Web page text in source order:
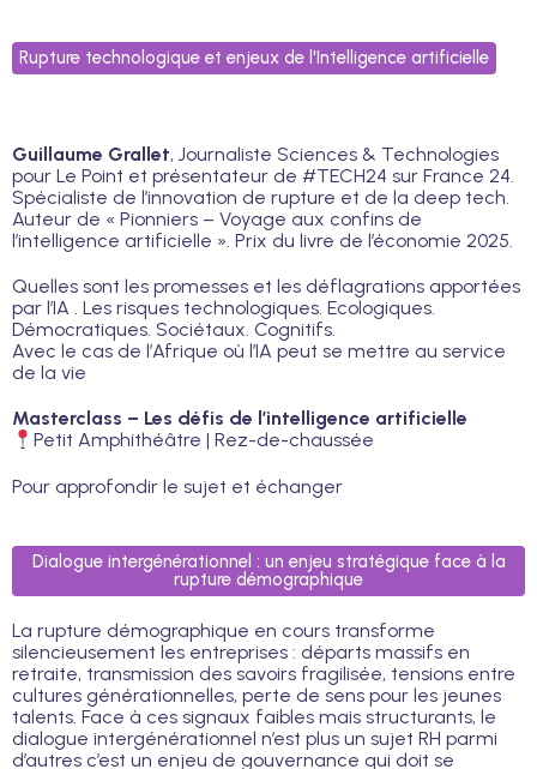
Rupture technologique et enjeux de l'Intelligence artificielle
Guillaume Grallet, Journaliste Sciences & Technologies
pour Le Point et présentateur de #TECH24 sur France 24.
Spécialiste de l’innovation de rupture et de la deep tech.
Auteur de « Pionniers – Voyage aux confins de
l’intelligence artificielle ». Prix du livre de l’économie 2025.
Quelles sont les promesses et les déflagrations apportées
par l’IA . Les risques technologiques. Ecologiques.
Démocratiques. Sociétaux. Cognitifs.
Avec le cas de l’Afrique où l’IA peut se mettre au service
de la vie
Masterclass – Les défis de l’intelligence artificielle
Petit Amphithéâtre | Rez-de-chaussée
Pour approfondir le sujet et échanger
Dialogue intergénérationnel : un enjeu stratégique face à la
rupture démographique
La rupture démographique en cours transforme
silencieusement les entreprises : départs massifs en
retraite, transmission des savoirs fragilisée, tensions entre
cultures générationnelles, perte de sens pour les jeunes
talents. Face à ces signaux faibles mais structurants, le
dialogue intergénérationnel n’est plus un sujet RH parmi
d’autres c’est un enjeu de gouvernance qui doit se